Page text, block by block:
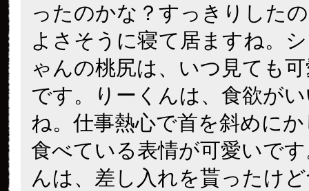
ったのかな？すっきりした
よさそうに寝て居ますね。
ゃんの桃尻は、いつ見ても
です。りーくんは、食欲が
ね。仕事熱心で首を斜めに
食べている表情が可愛いで
んは、差し入れを貰ったけ